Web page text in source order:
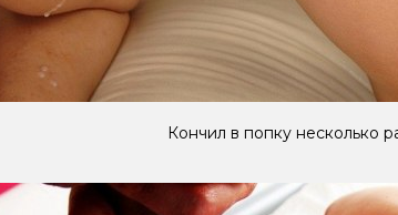
Кончил в попку несколько